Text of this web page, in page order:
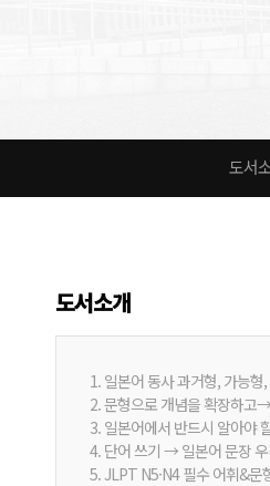
도서
도서소개
1. 일본어 동사 과거형, 가능
2. 문형으로 개념을 확장하고
3. 일본어에서 반드시 알아야
4. 단어 쓰기 → 일본어 문장
5. JLPT N5·N4 필수 어휘&문